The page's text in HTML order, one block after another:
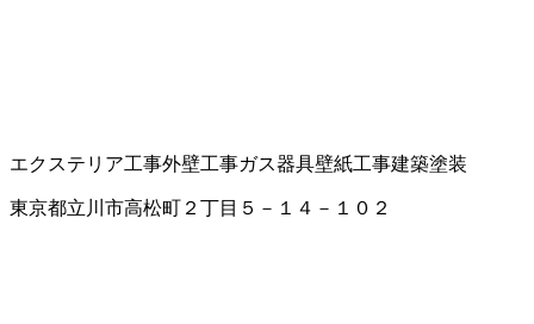
エクステリア工事外壁工事ガス器具壁紙工事建築塗装
東京都立川市高松町２丁目５－１４－１０２